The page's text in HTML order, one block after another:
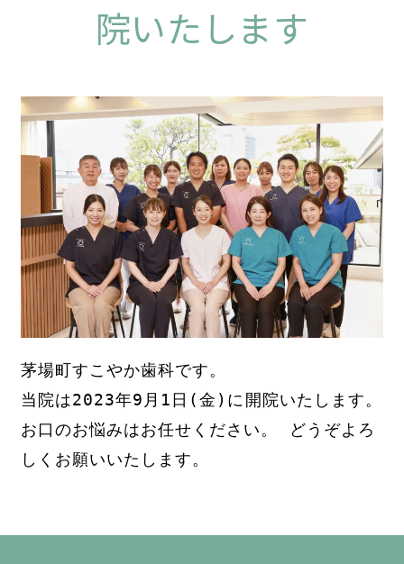
院いたします
茅場町すこやか歯科です。
当院は2023年9月1日(金)に開院いたします。
お口のお悩みはお任せください。 どうぞよろ
しくお願いいたします。